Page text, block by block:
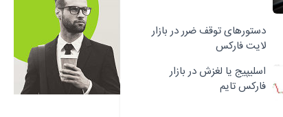
دستورهای توقف ضرر در بازار
لایت فارکس
اسلیپیج یا لغزش در بازار
فارکس تایم